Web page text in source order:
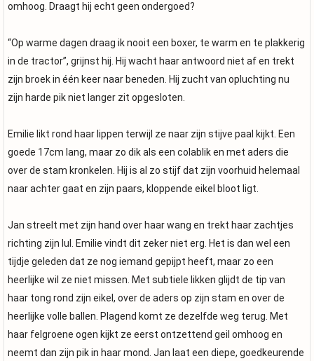
omhoog. Draagt hij echt geen ondergoed?
“Op warme dagen draag ik nooit een boxer, te warm en te plakkerig
in de tractor”, grijnst hij. Hij wacht haar antwoord niet af en trekt
zijn broek in één keer naar beneden. Hij zucht van opluchting nu
zijn harde pik niet langer zit opgesloten.
Emilie likt rond haar lippen terwijl ze naar zijn stijve paal kijkt. Een
goede 17cm lang, maar zo dik als een colablik en met aders die
over de stam kronkelen. Hij is al zo stijf dat zijn voorhuid helemaal
naar achter gaat en zijn paars, kloppende eikel bloot ligt.
Jan streelt met zijn hand over haar wang en trekt haar zachtjes
richting zijn lul. Emilie vindt dit zeker niet erg. Het is dan wel een
tijdje geleden dat ze nog iemand gepijpt heeft, maar zo een
heerlijke wil ze niet missen. Met subtiele likken glijdt de tip van
haar tong rond zijn eikel, over de aders op zijn stam en over de
heerlijke volle ballen. Plagend komt ze dezelfde weg terug. Met
haar felgroene ogen kijkt ze eerst ontzettend geil omhoog en
neemt dan zijn pik in haar mond. Jan laat een diepe, goedkeurende